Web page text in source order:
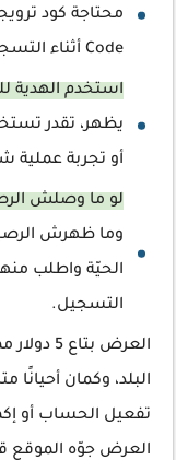
Code أثناء التسجيل أو في إعدادات الحساب.
استخدم الهدية
أو تجربة عملية
لو ما وصلش
وما ظهرش
الحيّة واطلب
التسجيل.
العرض
البلد، وكمان
العرض جوّه الموقع